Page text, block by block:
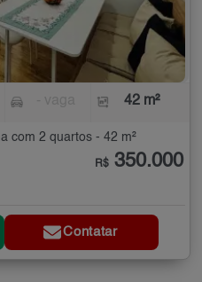
42 m²
com 2 quartos - 42 m²
R$ 350.000
Contatar